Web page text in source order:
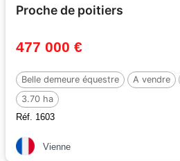
Proche de poitiers
477 000 €
Belle demeure équestre A vendre
3.70 ha
Réf. 1603
Vienne